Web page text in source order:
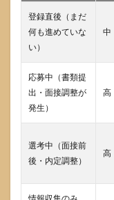
登録直後（まだ
何も進めていな
い）
中
応募中（書類提
出・面接調整が
発生）
高
選考中（面接前
後・内定調整）
高